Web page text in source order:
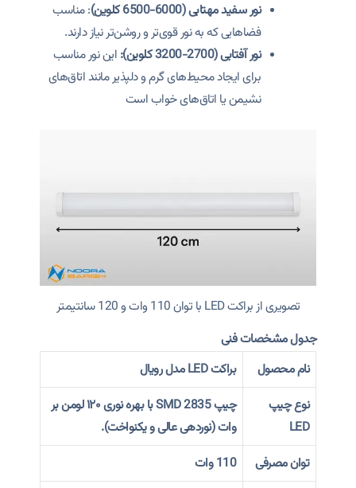
نور سفید مهتابی (6000-6500 کلوین)
: مناسب
فضاهایی که به نور قوی‌تر و روشن‌تر نیاز دارند.
نور آفتابی (2700-3200 کلوین):
این نور مناسب
برای ایجاد محیط‌های گرم و دلپذیر مانند اتاق‌های
نشیمن یا اتاق‌های خواب است
تصویری از براکت LED با توان 110 وات و 120 سانتیمتر
جدول مشخصات فنی
نام محصول
براکت LED مدل رویال
نوع چیپ
LED
چیپSMD 2835
با بهره نوری ۱۲۰ لومن بر
وات (نوردهی عالی و یکنواخت).
توان مصرفی
110 وات